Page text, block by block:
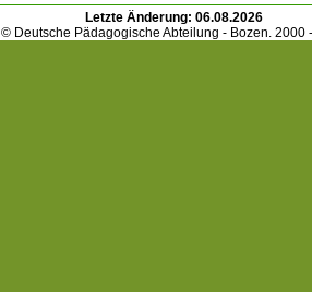
Letzte Änderung: 06.08.2026
© Deutsche Pädagogische Abteilung - Bozen. 2000